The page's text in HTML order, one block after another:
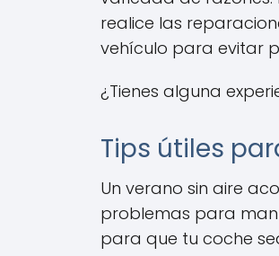
realice las
vehículo para evitar
¿Tienes alguna
Tips útiles
Un verano sin aire
problemas para
para que tu coche